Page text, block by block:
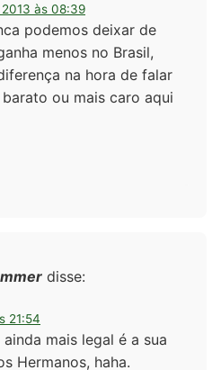
às 08:39
podemos deixar de
menos no Brasil,
na hora de falar
ou mais caro aqui
disse:
21:54
mais legal é a sua
Hermanos, haha.